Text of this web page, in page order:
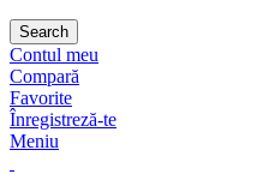
Search
Contul meu
Compară
Favorite
Înregistreză-te
Meniu